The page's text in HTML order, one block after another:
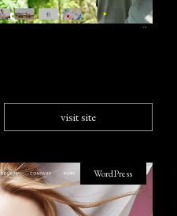
visit site
WordPress